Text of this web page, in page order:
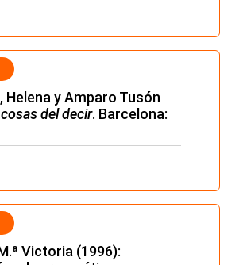
Helena y Amparo Tusón
del decir. Barcelona:
Victoria (1996):